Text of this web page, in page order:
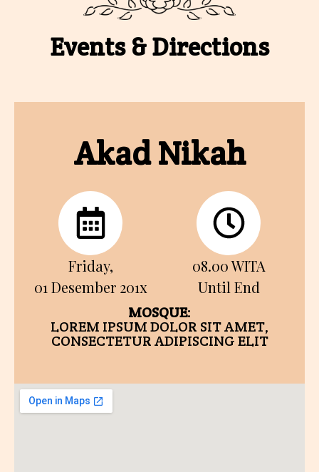
Events & Directions
Akad Nikah
Friday,
01 Desember 201x
08.00 WITA
Until End
MOSQUE:
LOREM IPSUM DOLOR SIT AMET,
CONSECTETUR ADIPISCING ELIT